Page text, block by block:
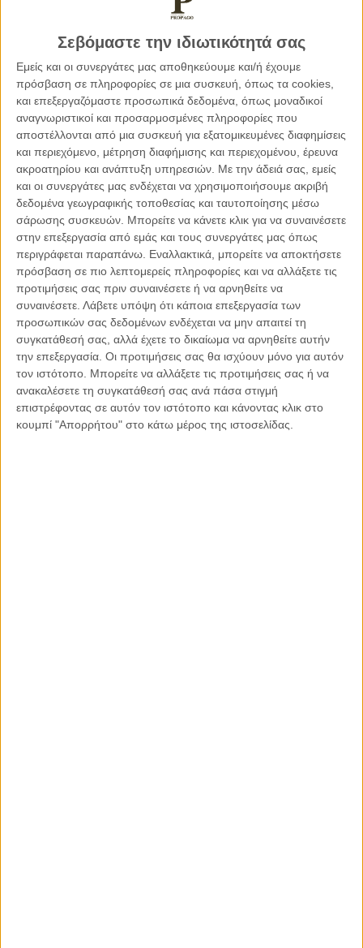
Σεβόμαστε την ιδιωτικότητά σας
Εμείς και οι συνεργάτες μας αποθηκεύουμε και/ή έχουμε
πρόσβαση σε πληροφορίες σε μια συσκευή, όπως τα cookies,
και επεξεργαζόμαστε προσωπικά δεδομένα, όπως μοναδικοί
αναγνωριστικοί και προσαρμοσμένες πληροφορίες που
αποστέλλονται από μια συσκευή για εξατομικευμένες διαφημίσεις
και περιεχόμενο, μέτρηση διαφήμισης και περιεχομένου, έρευνα
ακροατηρίου και ανάπτυξη υπηρεσιών. Με την άδειά σας, εμείς
και οι συνεργάτες μας ενδέχεται να χρησιμοποιήσουμε ακριβή
δεδομένα γεωγραφικής τοποθεσίας και ταυτοποίησης μέσω
σάρωσης συσκευών. Μπορείτε να κάνετε κλικ για να συναινέσετε
στην επεξεργασία από εμάς και τους συνεργάτες μας όπως
περιγράφεται παραπάνω. Εναλλακτικά, μπορείτε να αποκτήσετε
πρόσβαση σε πιο λεπτομερείς πληροφορίες και να αλλάξετε τις
προτιμήσεις σας πριν συναινέσετε ή να αρνηθείτε να
συναινέσετε. Λάβετε υπόψη ότι κάποια επεξεργασία των
προσωπικών σας δεδομένων ενδέχεται να μην απαιτεί τη
συγκατάθεσή σας, αλλά έχετε το δικαίωμα να αρνηθείτε αυτήν
την επεξεργασία. Οι προτιμήσεις σας θα ισχύουν μόνο για αυτόν
τον ιστότοπο. Μπορείτε να αλλάξετε τις προτιμήσεις σας ή να
ανακαλέσετε τη συγκατάθεσή σας ανά πάσα στιγμή
επιστρέφοντας σε αυτόν τον ιστότοπο και κάνοντας κλικ στο
κουμπί "Απορρήτου" στο κάτω μέρος της ιστοσελίδας.
κάλεσε να επανεξετασθεί το καθεστώς της Συρίας. «Αυτήν
Συρία. Όποτε το θέταμε στην Ευρωπαϊκή Ένωση, υπήρχε
αντίδραση από τη Γερμανία. Το λέγαμε, γιατί η Συρία είναι
πολύ κοντά μας. Έχει επιστρέψει στη Σύνοδο του Αραβικού
Κόσμου, επιστρέφει σιγά – σιγά».
ΟΠρόεδροςτηςΚύπρουάφησε να εννοηθεί πως η Ένωση
πρέπει να επενδύσει στη Συρία, λέγοντας «πώς θα
επιστρέψουν οι Σύριοι στη χώρα τους, όταν δεν υπάρχουν
σχολεία, δρόμοι, νοσοκομεία; Ως Ευρωπαϊκή Ένωση δεν
χρηματοδοτούμε έργα στη Συρία, αλλά δίνουμε χρήματα
στην Τουρκία για να τους κρατήσει».
Επιπλέον, αποκάλυψε ότι αξιοποιώνταςτέσσερις
διαφορετικούς παράγοντεςεπιχειρούν την προσέγγιση με
την Τουρκία με στόχο την επανέναρξη των συνομιλιών για
την επίλυση του Κυπριακού.
«Υπάρχουν κάποιαδεδομέναπουπροσπαθούμε να
αξιοποιήσουμε . Το πρώτο είναι το βελτιωμένο κλίμα
ελληνοτουρκικές σχέσεις
. Το δεύτερο είναι ότι στη